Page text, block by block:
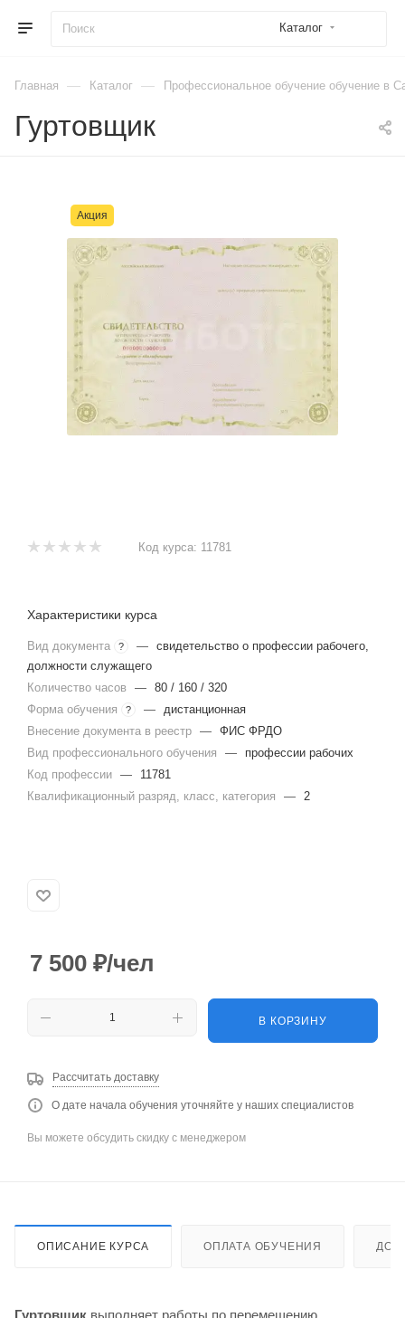
Каталог
Главная — Каталог — Профессиональное обучение обучение в
Гуртовщик
Акция
Код курса: 11781
Характеристики курса
Вид документа ? — свидетельство о профессии рабочего,
должности служащего
Количество часов
— 80 / 160 / 320
Форма обучения
? —
дистанционная
Внесение документа в реестр — ФИС ФРДО
Вид профессионального обучения
—
профессии рабочих
Код профессии —
11781
Квалификационный разряд, класс, категория
— 2
7 500 ₽/чел
В КОРЗИНУ
Рассчитать доставку
О дате начала обучения уточняйте у наших специалистов
Вы можете обсудить скидку с менеджером
ОПИСАНИЕ КУРСА ОПЛАТА ОБУЧЕНИЯ
Гуртовщик выполняет работы по перемещению,